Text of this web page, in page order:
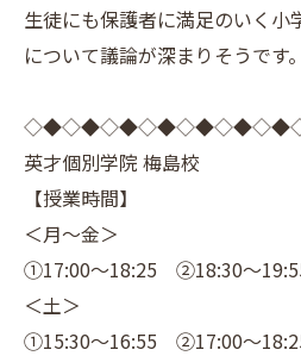
生徒にも保護者に満足のいく小
について議論が深まりそうです。
英才個別学院 梅島校
【授業時間】
＜月～金＞
①17:00～18:25 ②18:30～
＜土＞
①15:30～16:55 ②17:00～